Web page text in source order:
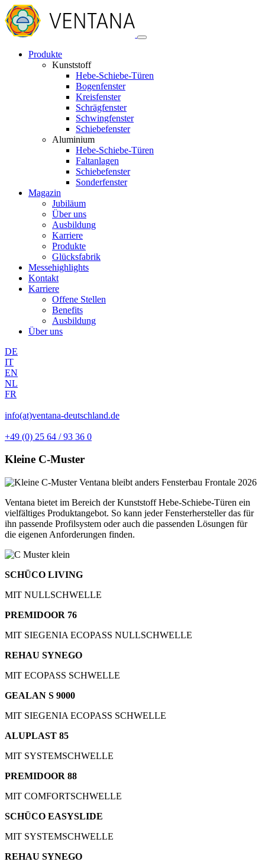
Produkte
Kunststoff
Hebe-Schiebe-Türen
Bogenfenster
Kreisfenster
Schrägfenster
Schwingfenster
Schiebefenster
Aluminium
Hebe-Schiebe-Türen
Faltanlagen
Schiebefenster
Sonderfenster
Magazin
Jubiläum
Über uns
Ausbildung
Karriere
Produkte
Glücksfabrik
Messehighlights
Kontakt
Karriere
Offene Stellen
Benefits
Ausbildung
Über uns
DE
IT
EN
NL
FR
info(at)ventana-deutschland.de
+49 (0) 25 64 / 93 36 0
Kleine C-Muster
Ventana bietet im Bereich der Kunststoff Hebe-Schiebe-Türen ein
vielfältiges Produktangebot. So kann jeder Fensterhersteller das für
ihn passende Profilsystem oder auch die passenden Lösungen für
die eigenen Anforderungen finden.
SCHÜCO LIVING
MIT NULLSCHWELLE
PREMIDOOR 76
MIT SIEGENIA ECOPASS NULLSCHWELLE
REHAU SYNEGO
MIT ECOPASS SCHWELLE
GEALAN S 9000
MIT SIEGENIA ECOPASS SCHWELLE
ALUPLAST 85
MIT SYSTEMSCHWELLE
PREMIDOOR 88
MIT COMFORTSCHWELLE
SCHÜCO EASYSLIDE
MIT SYSTEMSCHWELLE
REHAU SYNEGO